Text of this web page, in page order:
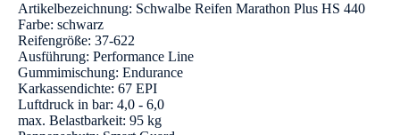
Artikelbezeichnung: Schwalbe Reifen Marathon Plus HS 440
Farbe: schwarz
Reifengröße: 37-622
Ausführung: Performance Line
Gummimischung: Endurance
Karkassendichte: 67 EPI
Luftdruck in bar: 4,0 - 6,0
max. Belastbarkeit: 95 kg